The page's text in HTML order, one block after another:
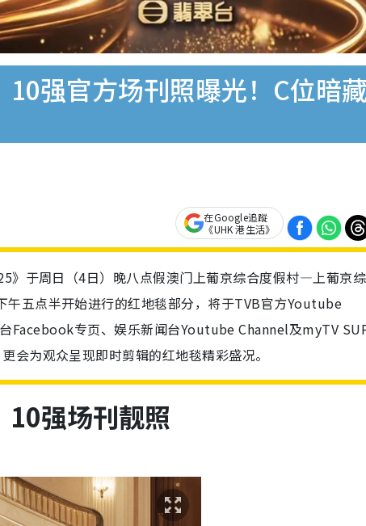
强官方场刊照曝光！C位暗
在Google追蹤
《UHK 港生活》
》于周日（4日）晚八点假澳门上葡京综合度假村—上葡京
午五点半开始进行的红地毯部分，将于TVB官方Youtube
Facebook专页、娱乐新闻台Youtube Channel及myTV
会为观众呈现即时剪辑的红地毯精彩盛况。
强场刊靓照